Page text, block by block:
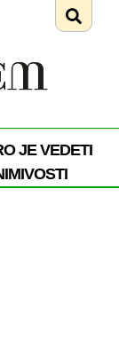
JE VEDETI